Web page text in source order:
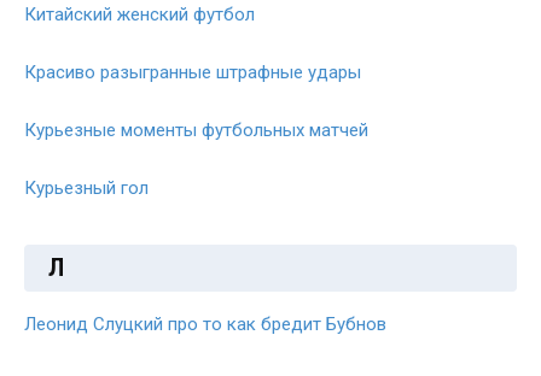
Китайский женский футбол
Красиво разыгранные штрафные удары
Курьезные моменты футбольных матчей
Курьезный гол
Л
Леонид Слуцкий про то как бредит Бубнов